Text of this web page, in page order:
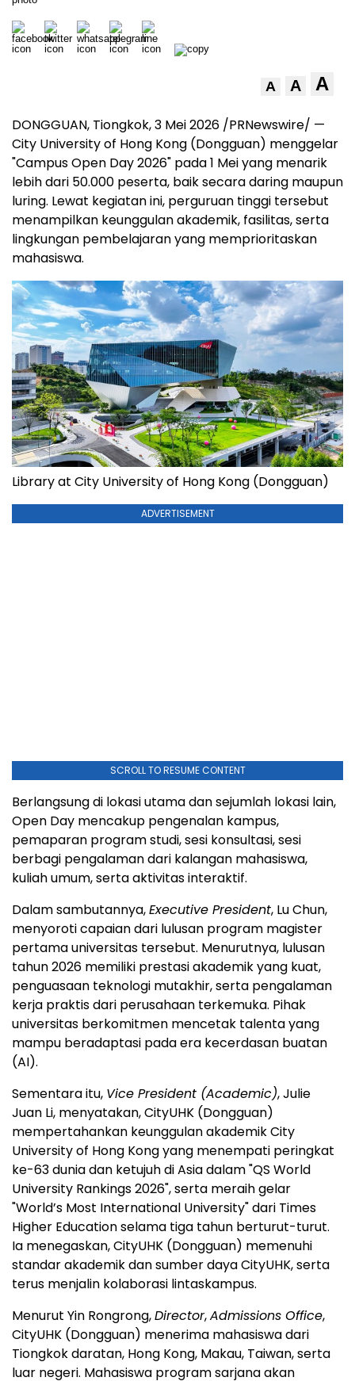
A A A
DONGGUAN, Tiongkok, 3 Mei 2026 /PRNewswire/ —
City University of Hong Kong (Dongguan) menggelar
"Campus Open Day 2026" pada 1 Mei yang menarik
lebih dari 50.000 peserta, baik secara daring maupun
luring. Lewat kegiatan ini, perguruan tinggi tersebut
menampilkan keunggulan akademik, fasilitas, serta
lingkungan pembelajaran yang memprioritaskan
mahasiswa.
Library at City University of Hong Kong (Dongguan)
ADVERTISEMENT
SCROLL TO RESUME CONTENT
Berlangsung di lokasi utama dan sejumlah lokasi lain,
Open Day mencakup pengenalan kampus,
pemaparan program studi, sesi konsultasi, sesi
berbagi pengalaman dari kalangan mahasiswa,
kuliah umum, serta aktivitas interaktif.
Dalam sambutannya,Executive President, Lu Chun,
menyoroti capaian dari lulusan program magister
pertama universitas tersebut. Menurutnya, lulusan
tahun 2026 memiliki prestasi akademik yang kuat,
penguasaan teknologi mutakhir, serta pengalaman
kerja praktis dari perusahaan terkemuka. Pihak
universitas berkomitmen mencetak talenta yang
mampu beradaptasi pada era kecerdasan buatan
(AI).
Sementara itu, Vice President (Academic), Julie
Juan Li, menyatakan, CityUHK (Dongguan)
mempertahankan keunggulan akademik City
University of Hong Kong yang menempati peringkat
ke-63 dunia dan ketujuh di Asia dalam "QS World
University Rankings 2026", serta meraih gelar
"World’s Most International University" dari Times
Higher Education selama tiga tahun berturut-turut.
Ia menegaskan, CityUHK (Dongguan) memenuhi
standar akademik dan sumber daya CityUHK, serta
terus menjalin kolaborasi lintaskampus.
Menurut Yin Rongrong,Director,Admissions Office,
CityUHK (Dongguan) menerima mahasiswa dari
Tiongkok daratan, Hong Kong, Makau, Taiwan, serta
luar negeri. Mahasiswa program sarjana akan